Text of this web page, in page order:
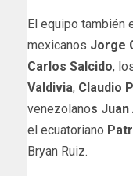
El equipo también
mexicanos Jorge
Carlos Salcido,
Valdivia, Claudio
venezolanos Juan
el ecuatoriano
Bryan Ruiz.